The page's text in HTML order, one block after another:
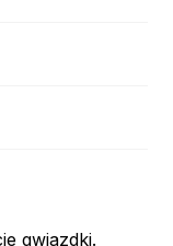
gwiazdki.